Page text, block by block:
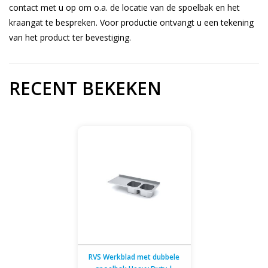
contact met u op om o.a. de locatie van de spoelbak en het
kraangat te bespreken. Voor productie ontvangt u een tekening
van het product ter bevestiging.
RECENT BEKEKEN
RVS Werkblad met dubbele